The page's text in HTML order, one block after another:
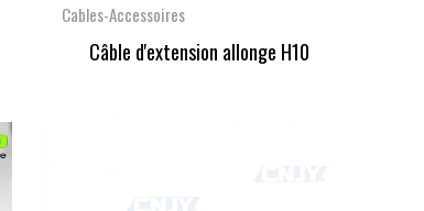
Cables-Accessoires
Câble d'extension allonge H10